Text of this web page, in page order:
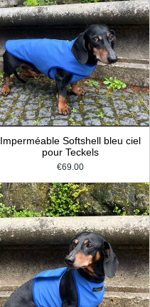
Imperméable Softshell bleu ciel
pour Teckels
€69.00